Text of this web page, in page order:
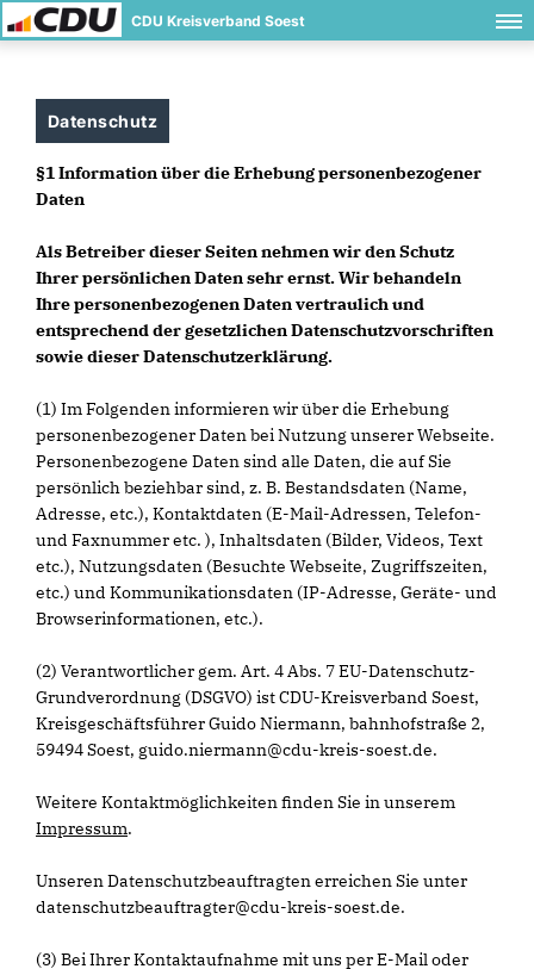
CDU Kreisverband Soest
Datenschutz
§1 Information über die Erhebung personenbezogener
Daten
Als Betreiber dieser Seiten nehmen wir den Schutz
Ihrer persönlichen Daten sehr ernst. Wir behandeln
Ihre personenbezogenen Daten vertraulich und
entsprechend der gesetzlichen Datenschutzvorschriften
sowie dieser Datenschutzerklärung.
(1) Im Folgenden informieren wir über die Erhebung
personenbezogener Daten bei Nutzung unserer Webseite.
Personenbezogene Daten sind alle Daten, die auf Sie
persönlich beziehbar sind, z. B. Bestandsdaten (Name,
Adresse, etc.), Kontaktdaten (E-Mail-Adressen, Telefon-
und Faxnummer etc. ), Inhaltsdaten (Bilder, Videos, Text
etc.), Nutzungsdaten (Besuchte Webseite, Zugriffszeiten,
etc.) und Kommunikationsdaten (IP-Adresse, Geräte- und
Browserinformationen, etc.).
(2) Verantwortlicher gem. Art. 4 Abs. 7 EU-Datenschutz-
Grundverordnung (DSGVO) ist CDU-Kreisverband Soest,
Kreisgeschäftsführer Guido Niermann, bahnhofstraße 2,
59494 Soest, guido.niermann@cdu-kreis-soest.de.
Weitere Kontaktmöglichkeiten finden Sie in unserem
Impressum.
Unseren Datenschutzbeauftragten erreichen Sie unter
datenschutzbeauftragter@cdu-kreis-soest.de.
(3) Bei Ihrer Kontaktaufnahme mit uns per E-Mail oder